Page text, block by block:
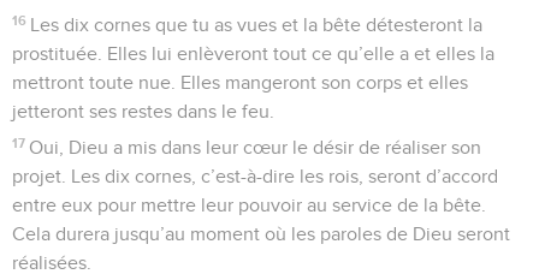
16 Les dix cornes que tu as vues et la bête détesteront la
prostituée. Elles lui enlèveront tout ce qu’elle a et elles la
mettront toute nue. Elles mangeront son corps et elles
jetteront ses restes dans le feu.
17 Oui, Dieu a mis dans leur cœur le désir de réaliser son
projet. Les dix cornes, c’est-à-dire les rois, seront d’accord
entre eux pour mettre leur pouvoir au service de la bête.
Cela durera jusqu’au moment où les paroles de Dieu seront
réalisées.